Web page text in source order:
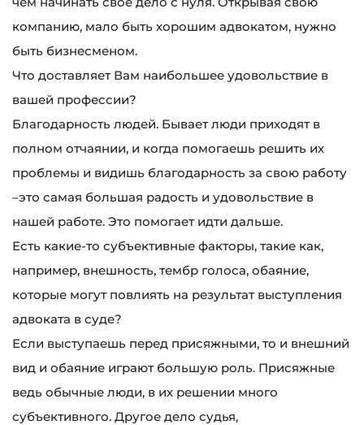
компанию, мало быть хорошим адвокатом, нужно
быть бизнесменом.
Что доставляет Вам наибольшее удовольствие в
вашей профессии?
Благодарность людей. Бывает люди приходят в
полном отчаянии, и когда помогаешь решить их
проблемы и видишь благодарность за свою работу
–это самая большая радость и удовольствие в
нашей работе. Это помогает идти дальше.
Есть какие-то субъективные факторы, такие как,
например, внешность, тембр голоса, обаяние,
которые могут повлиять на результат выступления
адвоката в суде?
Если выступаешь перед присяжными, то и внешний
вид и обаяние играют большую роль. Присяжные
ведь обычные люди, в их решении много
субъективного. Другое дело судья,